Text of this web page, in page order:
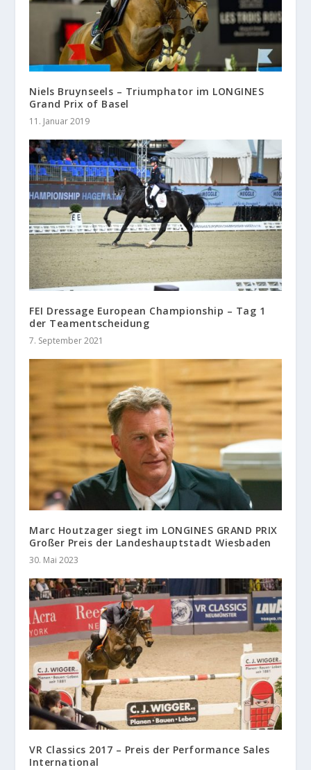
Niels Bruynseels – Triumphator im LONGINES
Grand Prix of Basel
11. Januar 2019
FEI Dressage European Championship – Tag 1
der Teamentscheidung
7. September 2021
Marc Houtzager siegt im LONGINES GRAND PRIX
Großer Preis der Landeshauptstadt Wiesbaden
30. Mai 2023
VR Classics 2017 – Preis der Performance Sales
International